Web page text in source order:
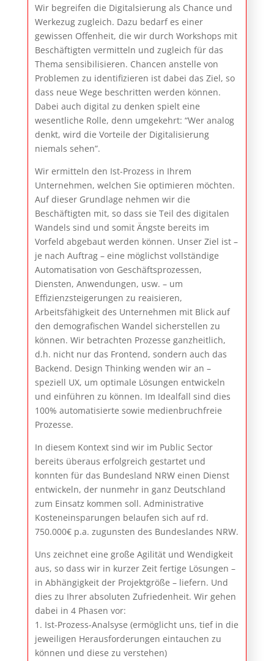
Wir begreifen die Digitalsierung als Chance und
Werkezug zugleich. Dazu bedarf es einer
gewissen Offenheit, die wir durch Workshops mit
Beschäftigten vermitteln und zugleich für das
Thema sensibilisieren. Chancen anstelle von
Problemen zu identifizieren ist dabei das Ziel, so
dass neue Wege beschritten werden können.
Dabei auch digital zu denken spielt eine
wesentliche Rolle, denn umgekehrt: “Wer analog
denkt, wird die Vorteile der Digitalisierung
niemals sehen”.
Wir ermitteln den Ist-Prozess in Ihrem
Unternehmen, welchen Sie optimieren möchten.
Auf dieser Grundlage nehmen wir die
Beschäftigten mit, so dass sie Teil des digitalen
Wandels sind und somit Ängste bereits im
Vorfeld abgebaut werden können. Unser Ziel ist –
je nach Auftrag – eine möglichst vollständige
Automatisation von Geschäftsprozessen,
Diensten, Anwendungen, usw. – um
Effizienzsteigerungen zu reaisieren,
Arbeitsfähigkeit des Unternehmen mit Blick auf
den demografischen Wandel sicherstellen zu
können. Wir betrachten Prozesse ganzheitlich,
d.h. nicht nur das Frontend, sondern auch das
Backend. Design Thinking wenden wir an –
speziell UX, um optimale Lösungen entwickeln
und einführen zu können. Im Idealfall sind dies
100% automatisierte sowie medienbruchfreie
Prozesse.
In diesem Kontext sind wir im Public Sector
bereits überaus erfolgreich gestartet und
konnten für das Bundesland NRW einen Dienst
entwickeln, der nunmehr in ganz Deutschland
zum Einsatz kommen soll. Administrative
Kosteneinsparungen belaufen sich auf rd.
750.000€ p.a. zugunsten des Bundeslandes NRW.
Uns zeichnet eine große Agilität und Wendigkeit
aus, so dass wir in kurzer Zeit fertige Lösungen –
in Abhängigkeit der Projektgröße – liefern. Und
dies zu Ihrer absoluten Zufriedenheit. Wir gehen
dabei in 4 Phasen vor:
1. Ist-Prozess-Analsyse (ermöglicht uns, tief in die
jeweiligen Herausforderungen eintauchen zu
können und diese zu verstehen)